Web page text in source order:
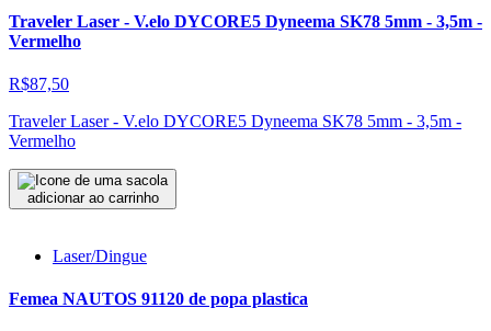
Traveler Laser - V.elo DYCORE5 Dyneema SK78 5mm - 3,5m -
Vermelho
R$87,50
Traveler Laser - V.elo DYCORE5 Dyneema SK78 5mm - 3,5m -
Vermelho
adicionar ao carrinho
Laser/Dingue
Femea NAUTOS 91120 de popa plastica